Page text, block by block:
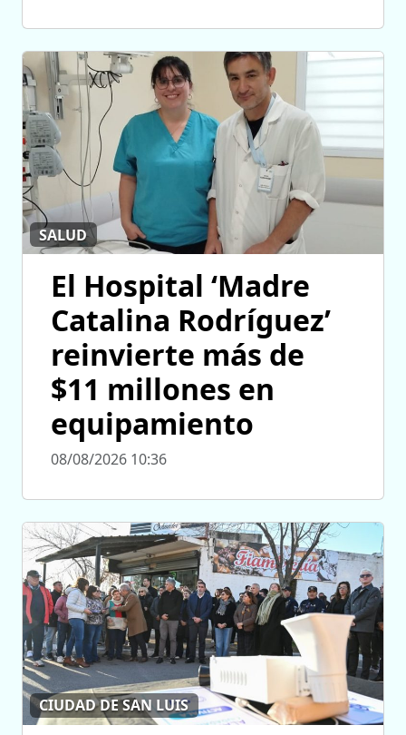
SALUD
El Hospital ‘Madre
Catalina Rodríguez’
reinvierte más de
$11 millones en
equipamiento
08/08/2026 10:36
CIUDAD DE SAN LUIS